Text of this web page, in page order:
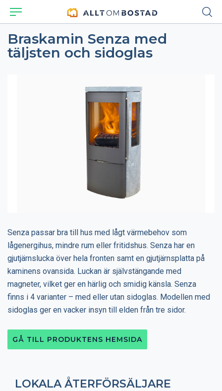
Braskamin Senza med
täljsten och sidoglas
Senza passar bra till hus med lågt värmebehov som
lågenergihus, mindre rum eller fritidshus. Senza har en
gjutjärnslucka över hela fronten samt en gjutjärnsplatta på
kaminens ovansida. Luckan är självstängande med
magneter, vilket ger en härlig och smidig känsla. Senza
finns i 4 varianter – med eller utan sidoglas. Modellen med
sidoglas ger en vacker insyn till elden från tre sidor.
GÅ TILL PRODUKTENS HEMSIDA
LOKALA ÅTERFÖRSÄLJARE